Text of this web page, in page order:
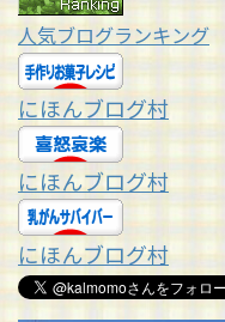
人気ブログランキング
にほんブログ村
にほんブログ村
にほんブログ村